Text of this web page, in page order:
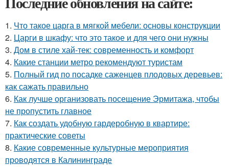
1. Что такое царга в мягкой мебели: основы конструкции
2. Царги в шкафу: что это такое и для чего они нужны
3. Дом в стиле хай-тек: современность и комфорт
4. Какие станции метро рекомендуют туристам
5. Полный гид по посадке саженцев плодовых деревьев:
как сажать правильно
6. Как лучше организовать посещение Эрмитажа, чтобы
не пропустить главное
7. Как создать удобную гардеробную в квартире:
практические советы
8. Какие современные культурные мероприятия
проводятся в Калининграде